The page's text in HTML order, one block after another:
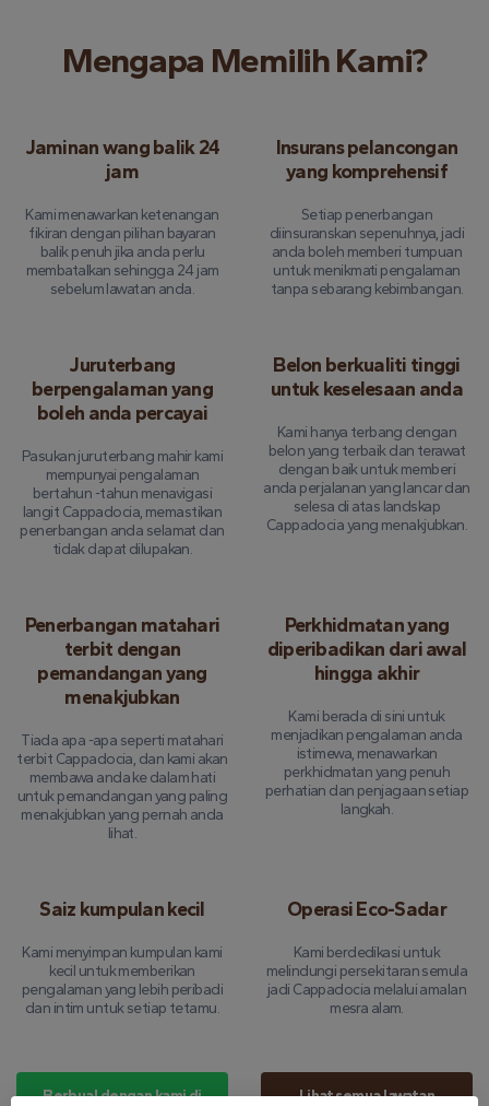
Mengapa Memilih Kami?
Jaminan wang balik 24
jam
Kami menawarkan ketenangan
fikiran dengan pilihan bayaran
balik penuh jika anda perlu
membatalkan sehingga 24 jam
sebelum lawatan anda.
Insurans pelancongan
yang komprehensif
Setiap penerbangan
diinsuranskan sepenuhnya, jadi
anda boleh memberi tumpuan
untuk menikmati pengalaman
tanpa sebarang kebimbangan.
Juruterbang
berpengalaman yang
boleh anda percayai
Pasukan juruterbang mahir kami
mempunyai pengalaman
bertahun -tahun menavigasi
langit Cappadocia, memastikan
penerbangan anda selamat dan
tidak dapat dilupakan.
Belon berkualiti tinggi
untuk keselesaan anda
Kami hanya terbang dengan
belon yang terbaik dan terawat
dengan baik untuk memberi
anda perjalanan yang lancar dan
selesa di atas landskap
Cappadocia yang menakjubkan.
Penerbangan matahari
terbit dengan
pemandangan yang
menakjubkan
Tiada apa -apa seperti matahari
terbit Cappadocia, dan kami akan
membawa anda ke dalam hati
untuk pemandangan yang paling
menakjubkan yang pernah anda
lihat.
Perkhidmatan yang
diperibadikan dari awal
hingga akhir
Kami berada di sini untuk
menjadikan pengalaman anda
istimewa, menawarkan
perkhidmatan yang penuh
perhatian dan penjagaan setiap
langkah.
Saiz kumpulan kecil
Kami menyimpan kumpulan kami
kecil untuk memberikan
pengalaman yang lebih peribadi
dan intim untuk setiap tetamu.
Operasi Eco-Sadar
Kami berdedikasi untuk
melindungi persekitaran semula
jadi Cappadocia melalui amalan
mesra alam.
Berbual dengan kami di
Lihat semua lawatan